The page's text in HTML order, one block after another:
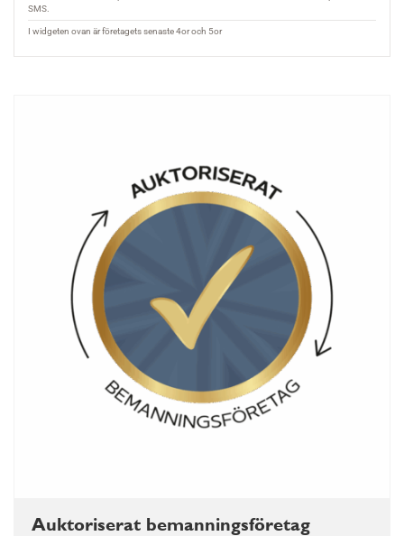
Auktoriserat bemanningsföretag